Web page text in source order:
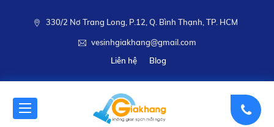
330/2 Nơ Trang Long, P.12, Q. Bình Thạnh, TP. HCM
vesinhgiakhang@gmail.com
Liên hệ
Blog